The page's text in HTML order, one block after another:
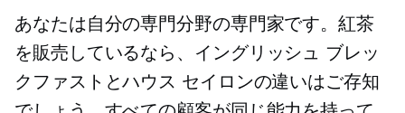
あなたは自分の専門分野の専門家です。紅茶
を販売しているなら、イングリッシュ ブレッ
クファストとハウス セイロンの違いはご存知